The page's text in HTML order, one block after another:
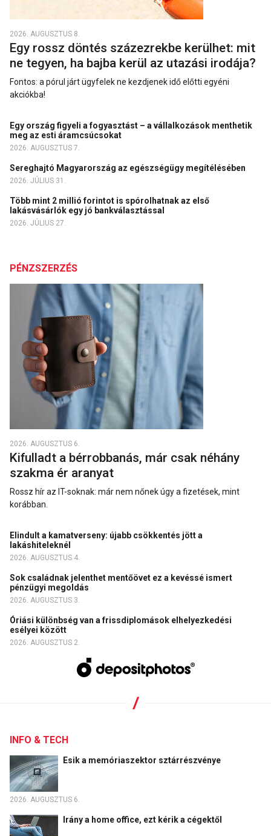
2026. AUGUSZTUS 8.
Egy rossz döntés százezrekbe kerülhet: mit
ne tegyen, ha bajba kerül az utazási irodája?
Fontos: a pórul járt ügyfelek ne kezdjenek idő előtti egyéni
akciókba!
Egy ország figyeli a fogyasztást – a vállalkozások menthetik
meg az esti áramcsúcsokat
2026. AUGUSZTUS 7.
Sereghajtó Magyarország az egészségügy megítélésében
2026. JÚLIUS 31.
Több mint 2 millió forintot is spórolhatnak az első
lakásvásárlók egy jó bankválasztással
2026. JÚLIUS 27.
PÉNZSZERZÉS
2026. AUGUSZTUS 6.
Kifulladt a bérrobbanás, már csak néhány
szakma ér aranyat
Rossz hír az IT-soknak: már nem nőnek úgy a fizetések, mint
korábban.
Elindult a kamatverseny: újabb csökkentés jött a
lakáshiteleknél
2026. AUGUSZTUS 4.
Sok családnak jelenthet mentőövet ez a kevéssé ismert
pénzügyi megoldás
2026. AUGUSZTUS 3.
Óriási különbség van a frissdiplomások elhelyezkedési
esélyei között
2026. AUGUSZTUS 2.
INFO & TECH
Esik a memóriaszektor sztárrészvénye
2026. AUGUSZTUS 6.
Irány a home office, ezt kérik a cégektől